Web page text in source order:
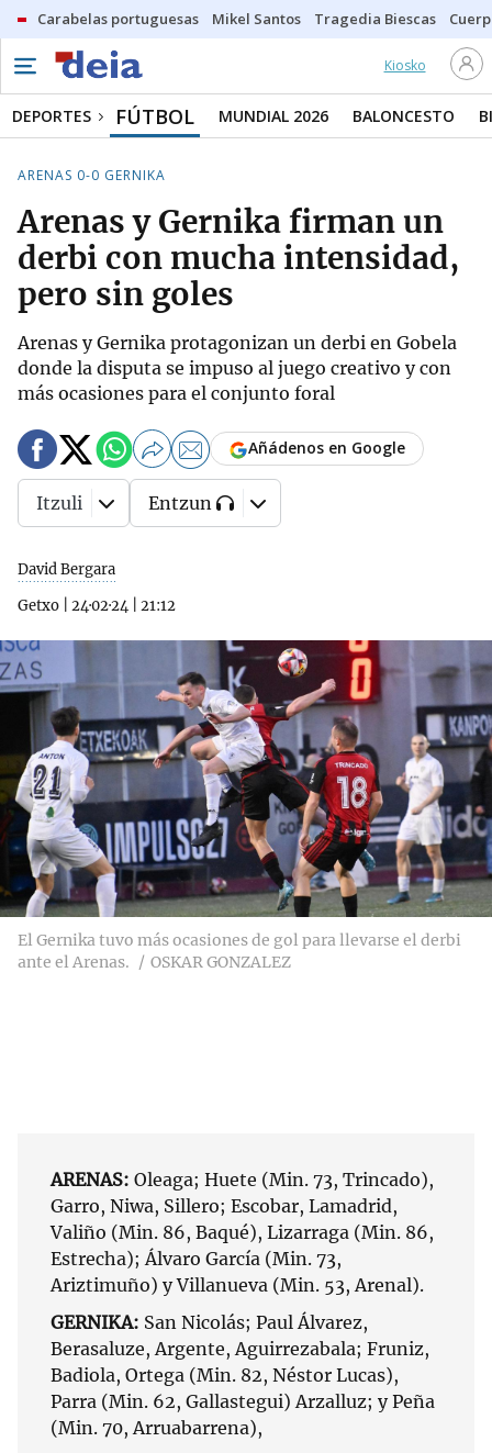
Carabelas portuguesas Mikel Santos Tragedia Biescas
Kiosko
DEPORTES FÚTBOL MUNDIAL 2026 BALONCESTO
ARENAS 0-0 GERNIKA
Arenas y Gernika firman un
derbi con mucha intensidad,
pero sin goles
Arenas y Gernika protagonizan un derbi en Gobela
donde la disputa se impuso al juego creativo y con
más ocasiones para el conjunto foral
David Bergara
Getxo
24·02·24 21:12
Añádenos en Google
Itzuli Entzun
El Gernika tuvo más ocasiones de gol para llevarse el derbi
ante el Arenas.
OSKAR GONZALEZ
ARENAS: Oleaga; Huete (Min. 73, Trincado),
Garro, Niwa, Sillero; Escobar, Lamadrid,
Valiño (Min. 86, Baqué), Lizarraga (Min. 86,
Estrecha); Álvaro García (Min. 73,
Ariztimuño) y Villanueva (Min. 53, Arenal).
GERNIKA: San Nicolás; Paul Álvarez,
Berasaluze, Argente, Aguirrezabala; Fruniz,
Badiola, Ortega (Min. 82, Néstor Lucas),
Parra (Min. 62, Gallastegui) Arzalluz; y Peña
(Min. 70, Arruabarrena),